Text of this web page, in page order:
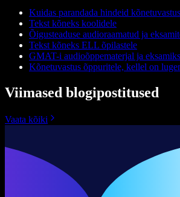
Kuidas parandada hindeid
Tekst kõneks koolidele
Õigusteaduse audioraamatud ja
Tekst kõneks ELL õpilastele
GMAT-i audioõppematerjal ja
Kõnetuvastus õppuritele, kellel on
Viimased blogipostitused
Vaata kõiki